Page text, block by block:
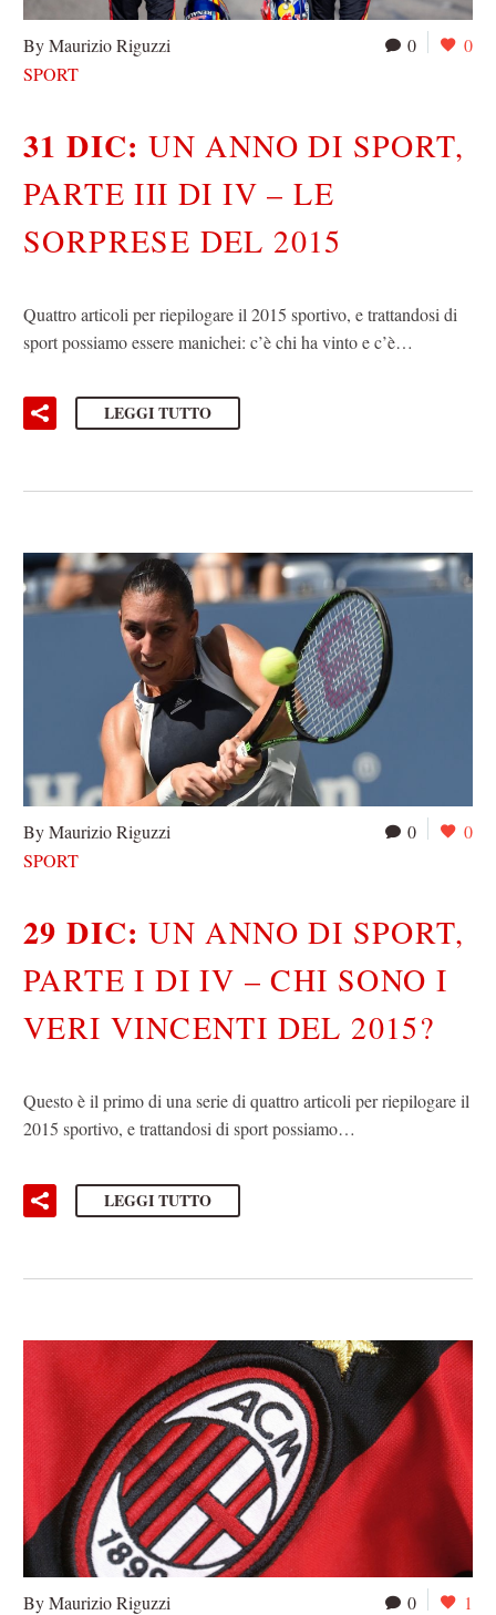
0 0
By Maurizio Riguzzi
SPORT
31 DIC:UN ANNO DI SPORT,
PARTE III DI IV – LE
SORPRESE DEL 2015
Quattro articoli per riepilogare il 2015 sportivo, e trattandosi di
sport possiamo essere manichei: c’è chi ha vinto e c’è…
LEGGI TUTTO
0 0
By Maurizio Riguzzi
SPORT
29 DIC:UN ANNO DI SPORT,
PARTE I DI IV – CHI SONO I
VERI VINCENTI DEL 2015?
Questo è il primo di una serie di quattro articoli per riepilogare il
2015 sportivo, e trattandosi di sport possiamo…
LEGGI TUTTO
0 1
By Maurizio Riguzzi